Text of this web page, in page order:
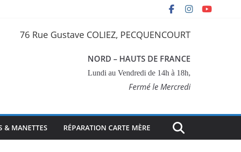
76 Rue Gustave COLIEZ, PECQUENCOURT
NORD – HAUTS DE FRANCE
Lundi au Vendredi de 14h à 18h,
Fermé le Mercredi
& MANETTES RÉPARATION CARTE MÈRE